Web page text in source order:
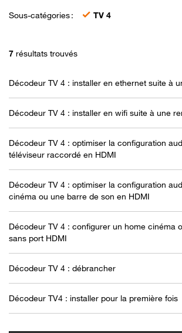
Sous-catégories : TV 4
7 résultats trouvés
Décodeur TV 4 : installer en ethernet suite à
Décodeur TV 4 : installer en wifi suite à une
Décodeur TV 4 : optimiser la configuration
téléviseur raccordé en HDMI
Décodeur TV 4 : optimiser la configuration
cinéma ou une barre de son en HDMI
Décodeur TV 4 : configurer un home cinéma
sans port HDMI
Décodeur TV 4 : débrancher
Décodeur TV4 : installer pour la première fois